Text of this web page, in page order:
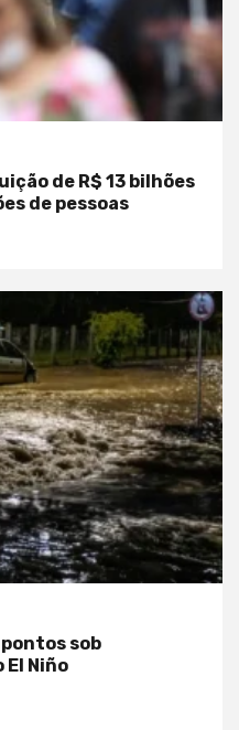
de R$ 13 bilhões
de pessoas
sob
Niño